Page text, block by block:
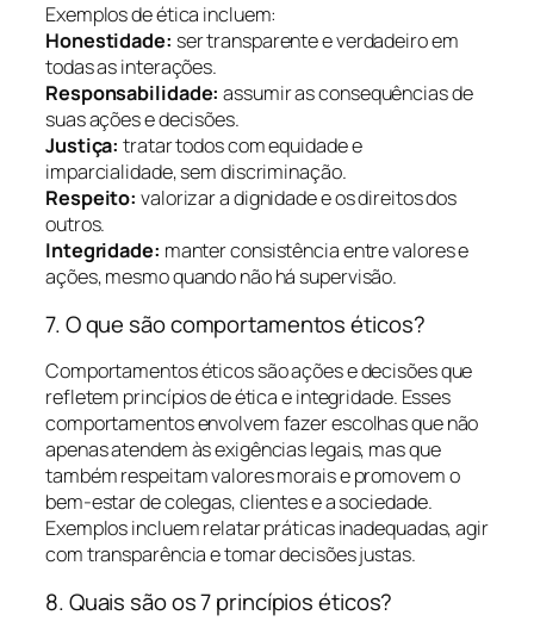
Exemplos de ética incluem:
Honestidade: ser transparente e verdadeiro em
todas as interações.
Responsabilidade: assumir as consequências de
suas ações e decisões.
Justiça: tratar todos com equidade e
imparcialidade, sem discriminação.
Respeito: valorizar a dignidade e os direitos dos
outros.
Integridade: manter consistência entre valores e
ações, mesmo quando não há supervisão.
7. O que são comportamentos éticos?
Comportamentos éticos são ações e decisões que
refletem princípios de ética e integridade. Esses
comportamentos envolvem fazer escolhas que não
apenas atendem às exigências legais, mas que
também respeitam valores morais e promovem o
bem-estar de colegas, clientes e a sociedade.
Exemplos incluem relatar práticas inadequadas, agir
com transparência e tomar decisões justas.
8. Quais são os 7 princípios éticos?